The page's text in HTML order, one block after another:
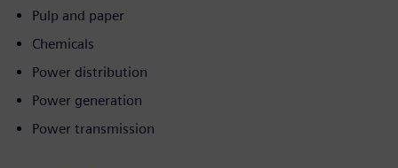
Pulp and paper
Chemicals
Power distribution
Power generation
Power transmission